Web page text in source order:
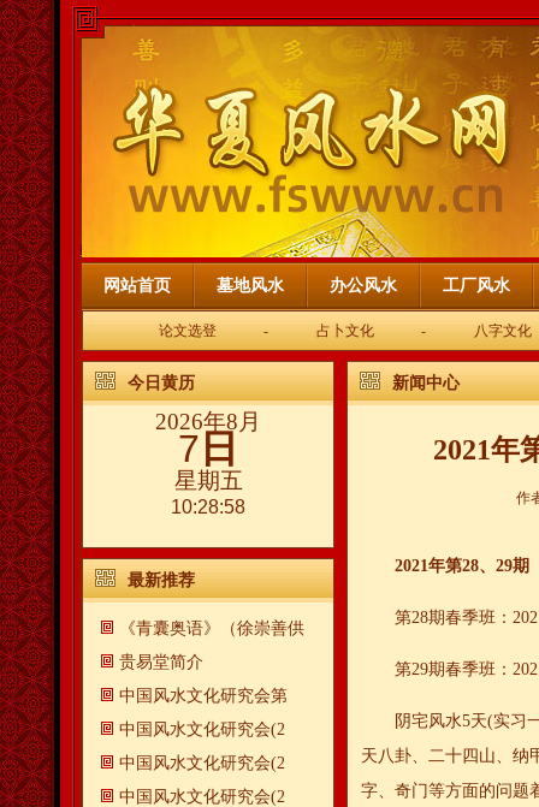
网站首页 墓地风水 办公风水 工厂风水
论文选登 - 占卜文化 - 八字文化
今日黄历
2026年8月
7 日
星期五
10:28:58
最新推荐
《青囊奥语》（徐崇善供
贵易堂简介
中国风水文化研究会第
中国风水文化研究会(2
中国风水文化研究会(2
中国风水文化研究会(2
新闻中心
2021年
作
2021年第28、29期
第28期春季班：
第29期春季班：
阴宅风水5天(实习
天八卦、二十四山、纳
字、奇门等方面的问题